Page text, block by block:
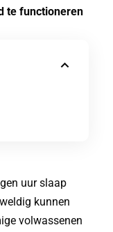
te functioneren
uur slaap
kunnen
volwassenen